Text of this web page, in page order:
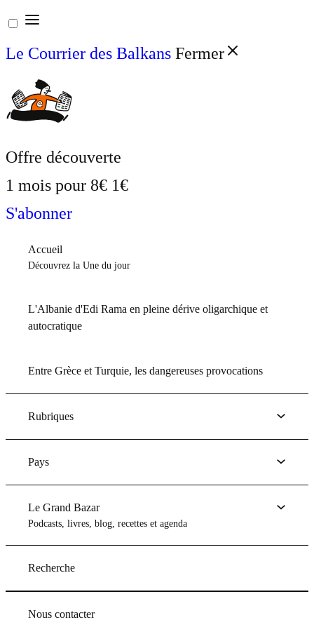
Aller
au
contenu
Le Courrier des Balkans Fermer
Offre découverte
1 mois pour 8€ 1€
S'abonner
Accueil
Découvrez la Une du jour
L'Albanie d'Edi Rama en pleine dérive oligarchique et
autocratique
Entre Grèce et Turquie, les dangereuses provocations
Rubriques
Pays
Le Grand Bazar
Podcasts, livres, blog, recettes et agenda
Recherche
Nous contacter